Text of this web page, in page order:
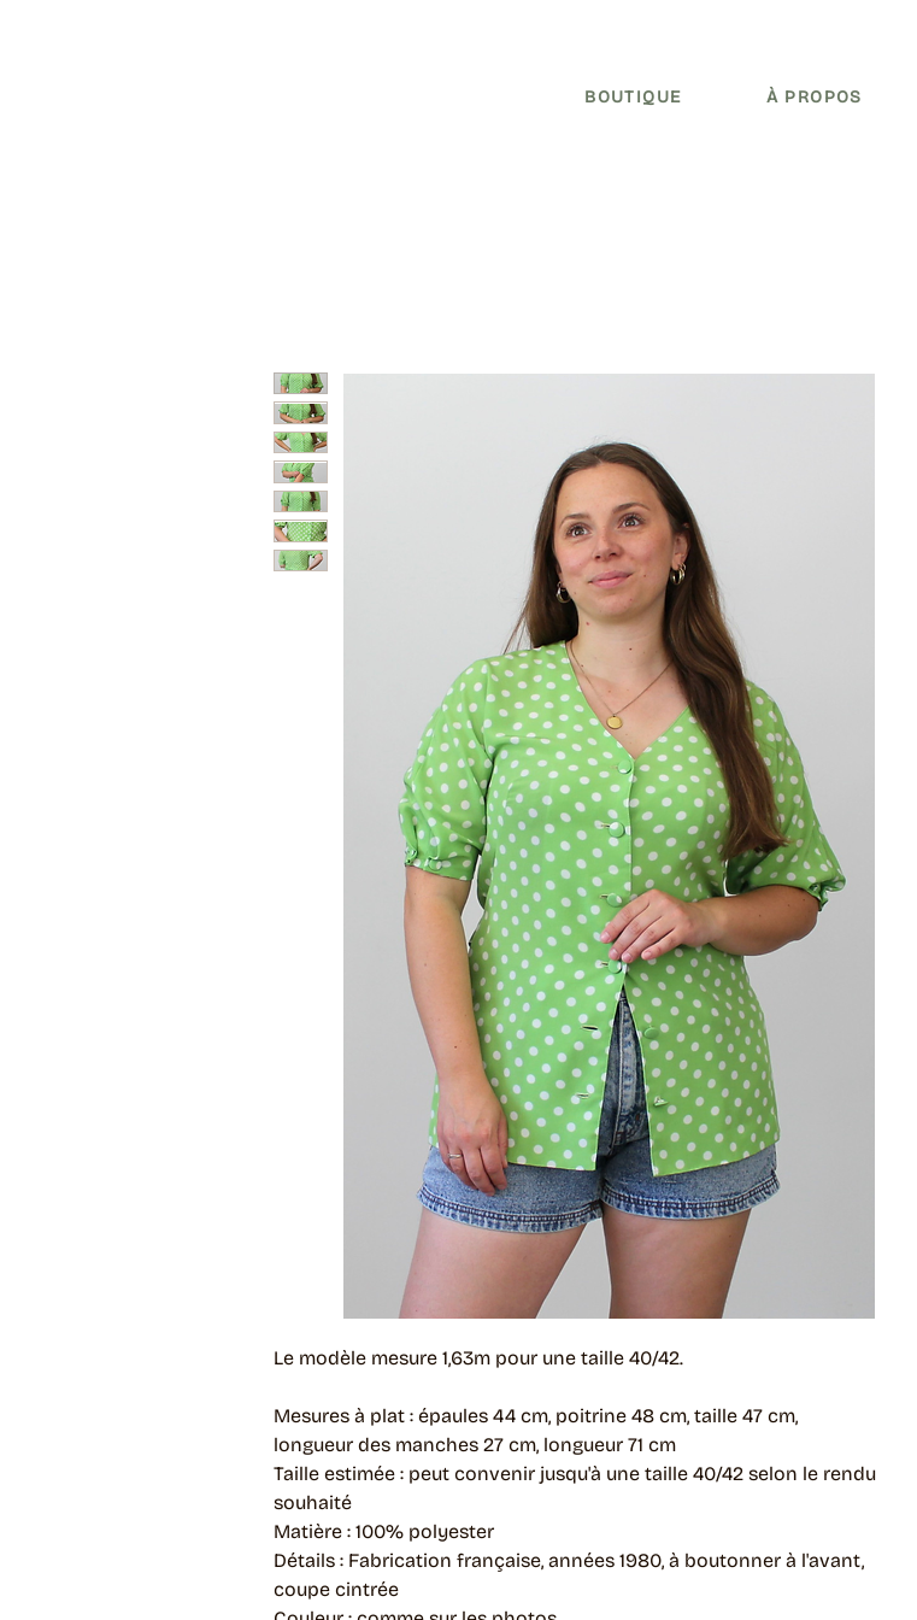
BOUTIQUE À PROPOS
Le modèle mesure 1,63m pour une taille 40/42.
Mesures à plat : épaules 44 cm, poitrine 48 cm, taille 47 cm,
longueur des manches 27 cm, longueur 71 cm
Taille estimée : peut convenir jusqu'à une taille 40/42 selon le rendu
souhaité
Matière : 100% polyester
Détails : Fabrication française, années 1980, à boutonner à l'avant,
coupe cintrée